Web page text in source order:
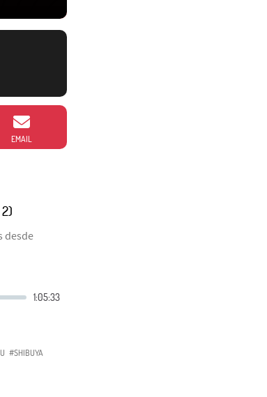
EMAIL
desde
#SHIBUYA